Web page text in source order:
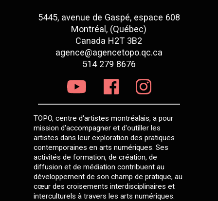
5445, avenue de Gaspé, espace 608
Montréal, (Québec)
Canada H2T 3B2
agence@agencetopo.qc.ca
514 279 8676
TOPO, centre d'artistes montréalais, a pour
mission d'accompagner et d'outiller les
artistes dans leur exploration des pratiques
contemporaines en arts numériques. Ses
activités de formation, de création, de
diffusion et de médiation contribuent au
développement de son champ de pratique, au
cœur des croisements interdisciplinaires et
interculturels à travers les arts numériques.